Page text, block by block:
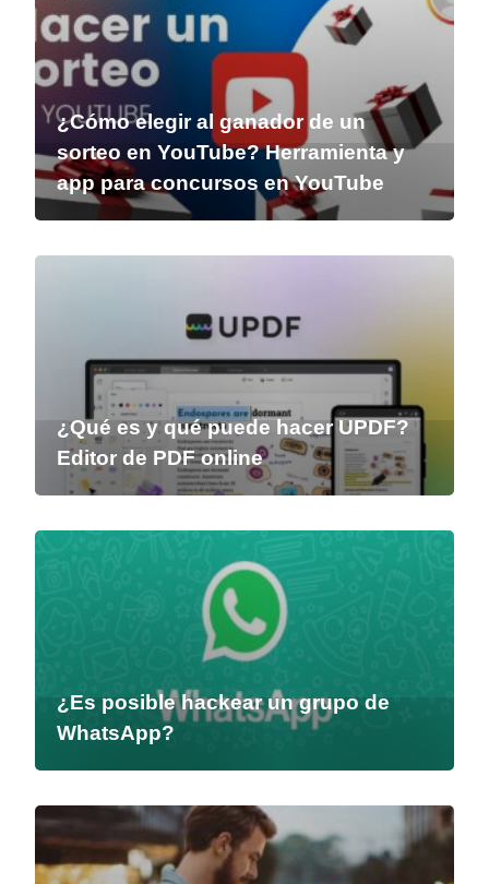
¿Cómo elegir al ganador de un
sorteo en YouTube? Herramienta y
app para concursos en YouTube
¿Qué es y qué puede hacer UPDF?
Editor de PDF online
¿Es posible hackear un grupo de
WhatsApp?